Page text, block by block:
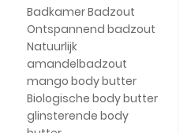
Badkamer Badzout
Ontspannend badzout
Natuurlijk
amandelbadzout
mango body butter
Biologische body butter
glinsterende body